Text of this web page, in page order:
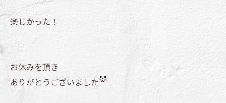
楽しかった！
お休みを頂き
ありがとうございました